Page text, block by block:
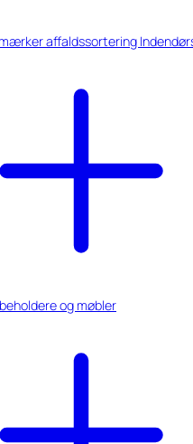
affaldssortering
og møbler